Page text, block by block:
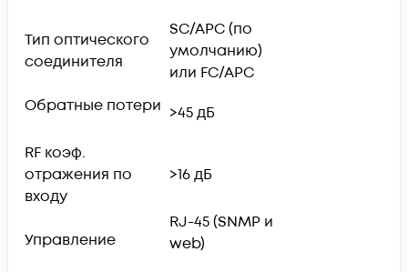
Тип оптического
соединителя
SC/APC (по
умолчанию)
или FC/APC
Обратные потери >45 дБ
RF коэф.
отражения по
входу
>16 дБ
Управление
RJ-45 (SNMP и
web)